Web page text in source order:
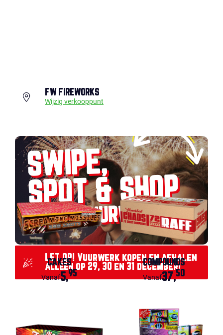
FW FIREWORKS
Wijzig verkooppunt
SWIPE,
SPOT & SHOP
JOUW VUURWERK
LET OP! Vuurwerk kopen en afhalen
alléén op 29, 30 en 31 december!
CAKES
Vanaf5,95
COMPOUNDS
Vanaf37,50